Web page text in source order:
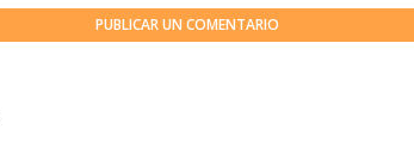
PUBLICAR UN COMENTARIO